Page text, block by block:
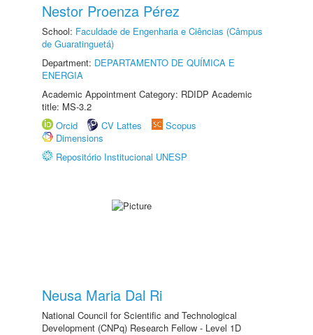
Nestor Proenza Pérez
School: Faculdade de Engenharia e Ciências (Câmpus
de Guaratinguetá)
Department: DEPARTAMENTO DE QUÍMICA E
ENERGIA
Academic Appointment Category: RDIDP Academic
title: MS-3.2
Orcid
CV Lattes
Scopus
Dimensions
Repositório Institucional UNESP
Neusa Maria Dal Ri
National Council for Scientific and Technological
Development (CNPq) Research Fellow - Level 1D